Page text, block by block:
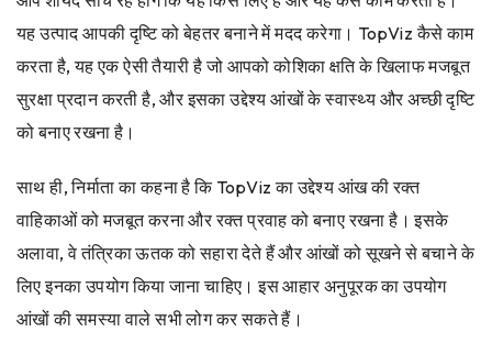
यह उत्पाद आपकी दृष्टि को बेहतर बनाने में मदद करेगा। TopViz कैसे काम
करता है, यह एक ऐसी तैयारी है जो आपको कोशिका क्षति के खिलाफ मजबूत
सुरक्षा प्रदान करती है, और इसका उद्देश्य आंखों के स्वास्थ्य और अच्छी दृष्टि
को बनाए रखना है।
साथ ही, निर्माता का कहना है कि TopViz का उद्देश्य आंख की रक्त
वाहिकाओं को मजबूत करना और रक्त प्रवाह को बनाए रखना है। इसके
अलावा, वे तंत्रिका ऊतक को सहारा देते हैं और आंखों को सूखने से बचाने के
लिए इनका उपयोग किया जाना चाहिए। इस आहार अनुपूरक का उपयोग
आंखों की समस्या वाले सभी लोग कर सकते हैं।